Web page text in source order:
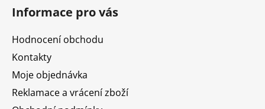
Informace pro vás
Hodnocení obchodu
Kontakty
Moje objednávka
Reklamace a vrácení zboží